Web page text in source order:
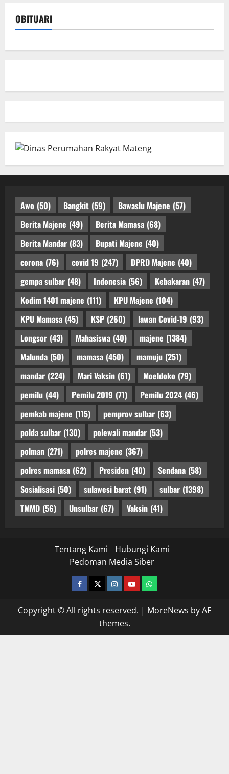
OBITUARI
Awo (50) Bangkit (59) Bawaslu Majene (57)
Berita Majene (49) Berita Mamasa (68)
Berita Mandar (83) Bupati Majene (40)
corona (76) covid 19 (247) DPRD Majene (40)
gempa sulbar (48) Indonesia (56) Kebakaran (47)
Kodim 1401 majene (111) KPU Majene (104)
KPU Mamasa (45) KSP (260) lawan Covid-19 (93)
Longsor (43) Mahasiswa (40) majene (1384)
Malunda (50) mamasa (450) mamuju (251)
mandar (224) Mari Vaksin (61) Moeldoko (79)
pemilu (44) Pemilu 2019 (71) Pemilu 2024 (46)
pemkab majene (115) pemprov sulbar (63)
polda sulbar (130) polewali mandar (53)
polman (271) polres majene (367)
polres mamasa (62) Presiden (40) Sendana (58)
Sosialisasi (50) sulawesi barat (91) sulbar (1398)
TMMD (56) Unsulbar (67) Vaksin (41)
Tentang Kami
Hubungi Kami
Pedoman Media Siber
facebooktwitterinstagram.com
youtubewhatsapp
Copyright © All rights reserved. | MoreNews by AF
themes.